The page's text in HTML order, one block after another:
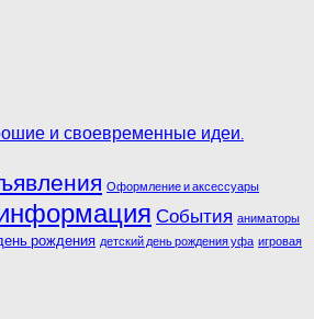
и своевременные идеи.
Оформление и аксессуары
События аниматоры
рождения детский день рождения уфа игровая